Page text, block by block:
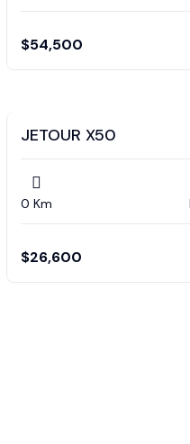
$54,500
JETOUR X50
0 Km
$26,600